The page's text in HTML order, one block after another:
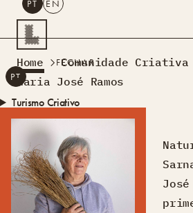
PESQUISAR
PT EN
Turismo Criativo
Rede de Oficinas
Design Lab
Formação
Residências Criativas
ProjetosA AcontecerMontra
PT EN
FECHAR
Home
Comunidade
Maria José Ramos